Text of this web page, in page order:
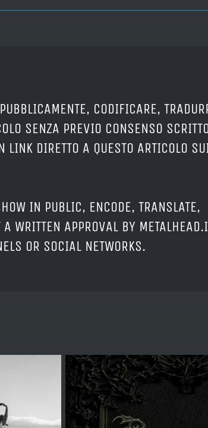
CODIFICARE,
SENZA PREVIO CONSENSO
DIRETTO A QUESTO ARTICOLO
IN PUBLIC, ENCODE, TRANSLATE,
WRITTEN APPROVAL BY
OR SOCIAL NETWORKS.